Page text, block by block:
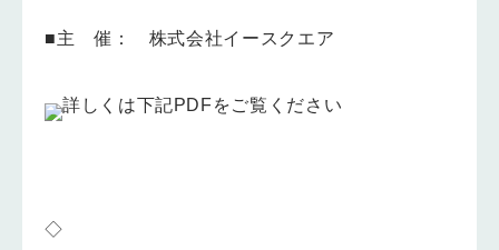
■主 催： 株式会社イースクエア
詳しくは下記PDFをご覧ください
◇